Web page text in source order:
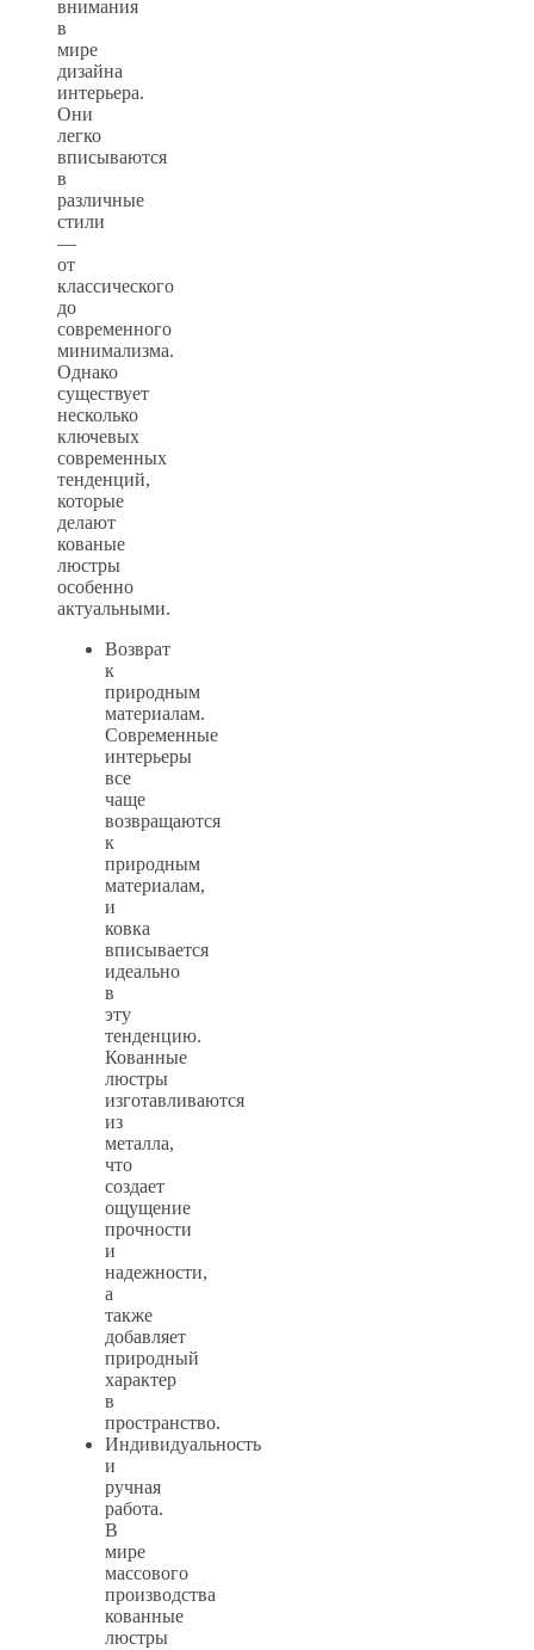
внимания
в
мире
дизайна
интерьера.
Они
легко
вписываются
в
различные
стили
—
от
классического
до
современного
минимализма.
Однако
существует
несколько
ключевых
современных
тенденций,
которые
делают
кованые
люстры
особенно
актуальными.
Возврат
к
природным
материалам.
Современные
интерьеры
все
чаще
возвращаются
к
природным
материалам,
и
ковка
вписывается
идеально
в
эту
тенденцию.
Кованные
люстры
изготавливаются
из
металла,
что
создает
ощущение
прочности
и
надежности,
а
также
добавляет
природный
характер
в
пространство.
Индивидуальность
и
ручная
работа.
В
мире
массового
производства
кованные
люстры